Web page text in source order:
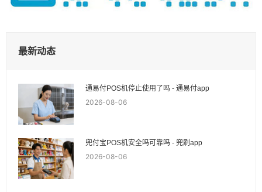
最新动态
通易付POS机停止使用了吗 - 通易付app
2026-08-06
兜付宝POS机安全吗可靠吗 - 兜刷app
2026-08-06